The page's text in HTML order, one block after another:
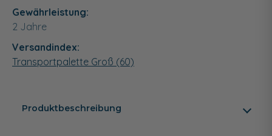
Gewährleistung:
2 Jahre
Versandindex:
Transportpalette Groß (60)
Produktbeschreibung